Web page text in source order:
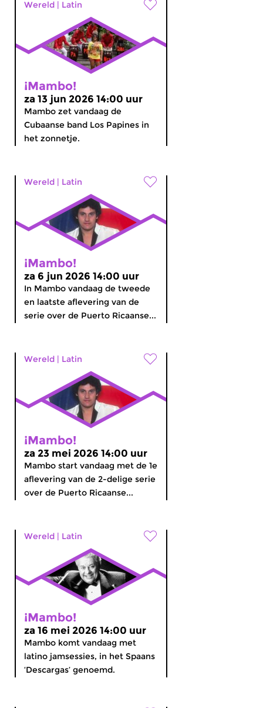
Wereld | Latin
¡Mambo!
za 13 jun 2026 14:00 uur
Mambo zet vandaag de
Cubaanse band Los Papines in
het zonnetje.
Wereld | Latin
¡Mambo!
za 6 jun 2026 14:00 uur
In Mambo vandaag de tweede
en laatste aflevering van de
serie over de Puerto Ricaanse...
Wereld | Latin
¡Mambo!
za 23 mei 2026 14:00 uur
Mambo start vandaag met de 1e
aflevering van de 2-delige serie
over de Puerto Ricaanse...
Wereld | Latin
¡Mambo!
za 16 mei 2026 14:00 uur
Mambo komt vandaag met
latino jamsessies, in het Spaans
‘Descargas’ genoemd.